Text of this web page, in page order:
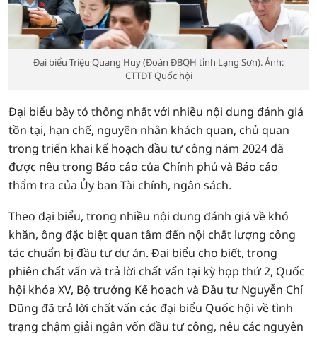
Đại biểu Triệu Quang Huy (Đoàn ĐBQH tỉnh Lạng Sơn). Ảnh:
CTTĐT Quốc hội
Đại biểu bày tỏ thống nhất với nhiều nội dung đánh giá
tồn tại, hạn chế, nguyên nhân khách quan, chủ quan
trong triển khai kế hoạch đầu tư công năm 2024 đã
được nêu trong Báo cáo của Chính phủ và Báo cáo
thẩm tra của Ủy ban Tài chính, ngân sách.
Theo đại biểu, trong nhiều nội dung đánh giá về khó
khăn, ông đặc biệt quan tâm đến nội chất lượng công
tác chuẩn bị đầu tư dự án. Đại biểu cho biết, trong
phiên chất vấn và trả lời chất vấn tại kỳ họp thứ 2, Quốc
hội khóa XV, Bộ trưởng Kế hoạch và Đầu tư Nguyễn Chí
Dũng đã trả lời chất vấn các đại biểu Quốc hội về tình
trạng chậm giải ngân vốn đầu tư công, nêu các nguyên